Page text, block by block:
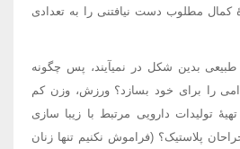
کمال مطلوب دست نیافتنی را به تعدادی
بدین شکل در نمیآیند، پس چگونه
را برای خود بسازد؟ ورزش، وزن کم
تولیدات دارویی مرتبط با زیبا سازی
پلاستیک؟ (فراموش نکنیم تنها زنان